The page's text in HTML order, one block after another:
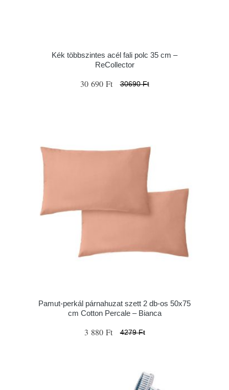
Kék többszintes acél fali polc 35 cm –
ReCollector
30 690 Ft 30690 Ft
Pamut-perkál párnahuzat szett 2 db-os 50x75
cm Cotton Percale – Bianca
3 880 Ft 4279 Ft